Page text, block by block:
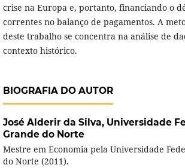
crise na Europa e, portanto, financiando o
correntes no balanço de pagamentos. A
deste trabalho se concentra na análise de
contexto histórico.
BIOGRAFIA DO AUTOR
José Alderir da Silva, Universidade
Grande do Norte
Mestre em Economia pela Universidade
do Norte (2011).